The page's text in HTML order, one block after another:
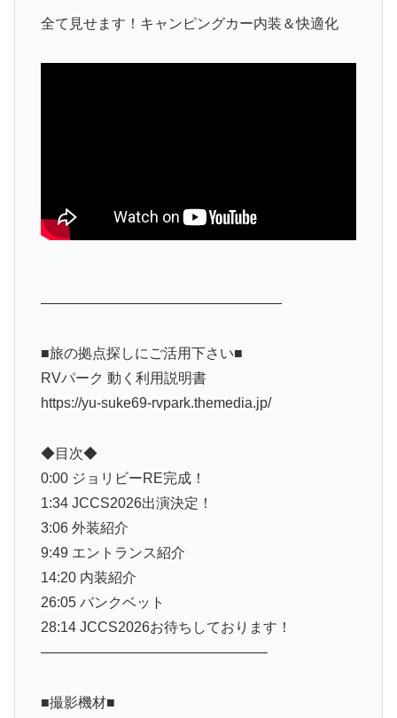
全て見せます！キャンピングカー内装＆快適化
—————————————————
■旅の拠点探しにご活用下さい■
RVパーク 動く利用説明書
https://yu-suke69-rvpark.themedia.jp/
◆目次◆
0:00 ジョリビーRE完成！
1:34 JCCS2026出演決定！
3:06 外装紹介
9:49 エントランス紹介
14:20 内装紹介
26:05 バンクベット
28:14 JCCS2026お待ちしております！
————————————————
■撮影機材■